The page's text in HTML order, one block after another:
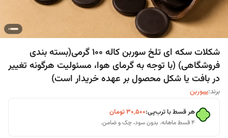
شکلات سکه ای تلخ سوربن کاله ۱۰۰ گرمی(بسته بندی
فروشگاهی) (با توجه به گرمای هوا، مسئولیت هرگونه تغییر
در بافت یا شکل محصول بر عهده خریدار است)
برند:سوربن
هر قسط با ترب‌پی:۳۰٬۵۰۰تومان
۴ قسط ماهانه. بدون سود، چک و ضامن.